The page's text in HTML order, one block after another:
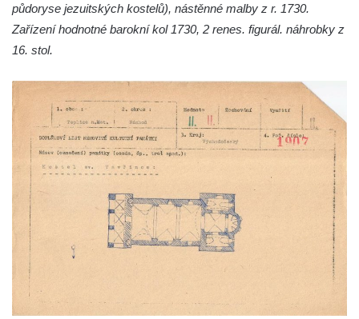
Kaple mezi Dolním Třebonínem a Horním
Třebonínem
Kaple u kostela svatého Jiljí v Lužci nad
Vltavou
Kostel svatého Jiljí v Lužci nad Vltavou
Kaple Božího těla na hřbitově v Hostíně u
Kostel Nanebevzetí Panny Marie v Hostíně
Kaple svatého Bartoloměje v Bukolu
půdoryse jezuitských kostelů), nástěnné malby z r. 1730.
Zařízení hodnotné barokní kol 1730, 2 renes. figurál. náhrobky z
16. stol.